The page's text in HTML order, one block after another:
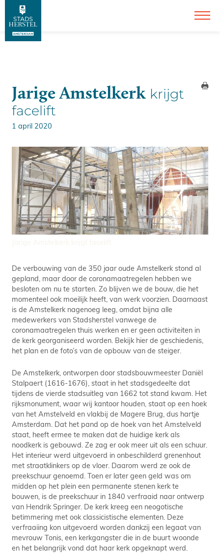
Jarige Amstelkerk krijgt
facelift
1 april 2020
De verbouwing van de 350 jaar oude Amstelkerk stond al
gepland, maar door de coronamaatregelen hebben we
besloten om nu te starten. Zo blijven we de bouw, die het
momenteel ook moeilijk heeft, van werk voorzien. Daarnaast
is de Amstelkerk nagenoeg leeg, omdat bijna alle
medewerkers van Stadsherstel vanwege de
coronamaatregelen thuis werken en er geen activiteiten in
de kerk georganiseerd worden. Bekijk hier de geschiedenis,
het plan en de foto’s van de opbouw van de steiger.
De Amstelkerk, ontworpen door stadsbouwmeester Daniël
Stalpaert (1616-1676), staat in het stadsgedeelte dat
tijdens de vierde stadsuitleg van 1662 tot stand kwam. Het
rijksmonument, waar wij kantoor houden, staat op een hoek
van het Amstelveld en vlakbij de Magere Brug, dus hartje
Amsterdam. Dat het pand op de hoek van het Amstelveld
staat, heeft ermee te maken dat de huidige kerk als
noodkerk is gebouwd. Ze zag er ook meer uit als een schuur.
Het interieur werd uitgevoerd in onbeschilderd grenenhout
met straatklinkers op de vloer. Daarom werd ze ook de
preekschuur genoemd. Toen er later geen geld was om
midden op het plein een permanente stenen kerk te
bouwen, is de preekschuur in 1840 verfraaid naar ontwerp
van Hendrik Springer. De kerk kreeg een neogotische
betimmering met ook classicistische elementen. Deze
verfraaiing kon uitgevoerd worden dankzij een legaat van
mevrouw Tonis, een kerkgangster die in de buurt woonde
en het belangrijk vond dat haar kerk opgeknapt werd.